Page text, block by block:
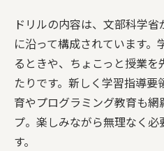
ドリルの内容は、文部科学省
に沿って構成されています
るときや、ちょこっと授業
たりです。新しく学習指導
育やプログラミング教育も
プ。楽しみながら無理なく
す。